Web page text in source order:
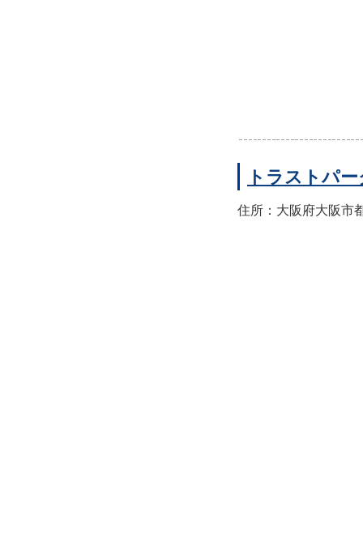
トラストパ
住所：大阪府大阪市